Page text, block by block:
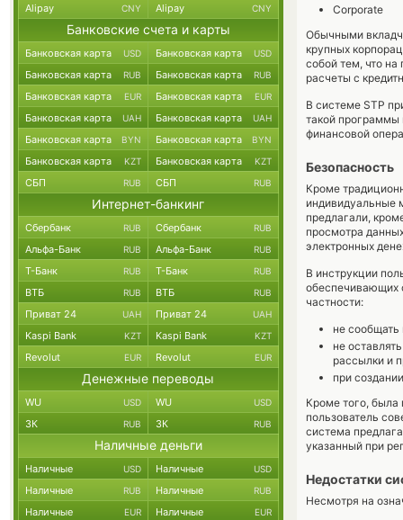
Corporate
Обычными
крупных
собой тем, что
расчеты с
В системе STP
такой программы
финансовой
Безопасность
Кроме
индивидуальные
предлагали,
просмотра
электронных
В инструкции
обеспечивающих
частности:
не
не
рассылки и
при
Кроме того, была
пользователь
система
указанный при
Недостатки
Несмотря на
Alipay CNY Alipay CNY
Банковские счета и карты
Банковская карта USD Банковская карта USD
Банковская карта RUB Банковская карта RUB
Банковская карта EUR Банковская карта EUR
Банковская карта UAH Банковская карта UAH
Банковская карта BYN Банковская карта BYN
Банковская карта KZT Банковская карта KZT
СБП RUB СБП RUB
Интернет-банкинг
Сбербанк RUB Сбербанк RUB
Альфа-Банк RUB Альфа-Банк RUB
Т-Банк RUB Т-Банк RUB
ВТБ RUB ВТБ RUB
Приват 24 UAH Приват 24 UAH
Kaspi Bank KZT Kaspi Bank KZT
Revolut EUR Revolut EUR
Денежные переводы
WU USD WU USD
ЗК RUB ЗК RUB
Наличные деньги
Наличные USD Наличные USD
Наличные RUB Наличные RUB
Наличные EUR Наличные EUR